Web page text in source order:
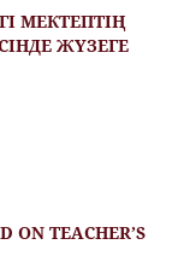
МЕКТЕПТІҢ
ЖҮЗЕГЕ
ON TEACHER’S